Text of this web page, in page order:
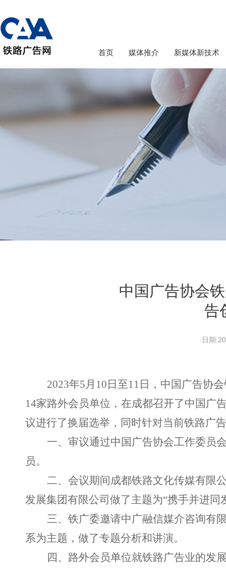
首页 媒体推介 新媒体新技术
中国广告协会
告
日期
2023年5月10日至11日，中国广告协
14家路外会员单位，在成都召开了中国广
议进行了换届选举，同时针对当前铁路广
一、审议通过中国广告协会工作委员
员。
二、会议期间成都铁路文化传媒有限
发展集团有限公司做了主题为“携手并进
三、铁广委邀请中广融信媒介咨询有
系为主题，做了专题分析和讲演。
四、路外会员单位就铁路广告业的发